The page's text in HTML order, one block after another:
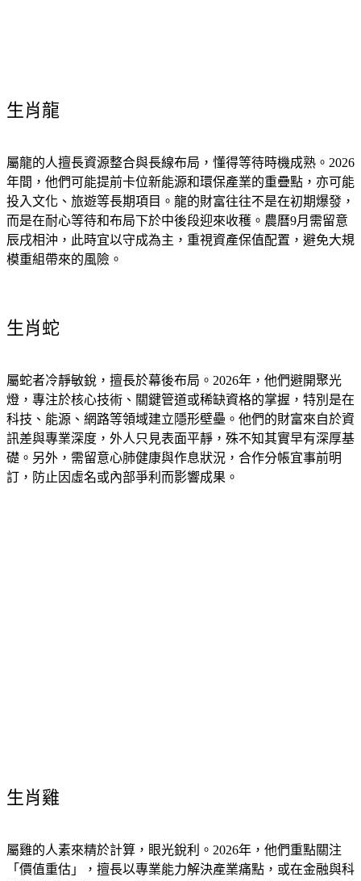
生肖龍
屬龍的人擅長資源整合與長線布局，懂得等待時機成熟。2026
年間，他們可能提前卡位新能源和環保產業的重疊點，亦可能
投入文化、旅遊等長期項目。龍的財富往往不是在初期爆發，
而是在耐心等待和布局下於中後段迎來收穫。農曆9月需留意
辰戌相沖，此時宜以守成為主，重視資產保值配置，避免大規
模重組帶來的風險。
生肖蛇
屬蛇者冷靜敏銳，擅長於幕後布局。2026年，他們避開聚光
燈，專注於核心技術、關鍵管道或稀缺資格的掌握，特別是在
科技、能源、網路等領域建立隱形壁壘。他們的財富來自於資
訊差與專業深度，外人只見表面平靜，殊不知其實早有深厚基
礎。另外，需留意心肺健康與作息狀況，合作分帳宜事前明
訂，防止因虛名或內部爭利而影響成果。
生肖雞
屬雞的人素來精於計算，眼光銳利。2026年，他們重點關注
「價值重估」，擅長以專業能力解決產業痛點，或在金融與科